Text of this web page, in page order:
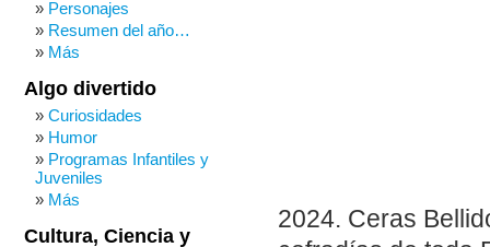
2024. Ceras
Personajes
Resumen del año…
Más
Algo divertido
Curiosidades
Humor
Programas Infantiles y
Juveniles
Más
Cultura, Ciencia y